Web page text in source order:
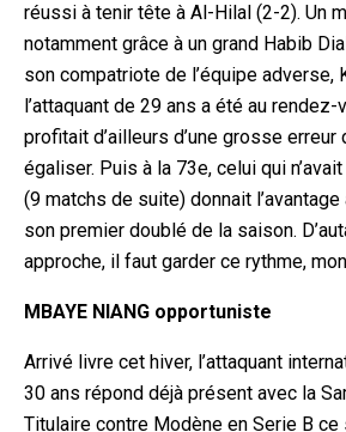
réussi à tenir tête à Al-Hilal (2-2). Un
notamment grâce à un grand Habib
son compatriote de l’équipe adverse,
l’attaquant de 29 ans a été au rendez-
profitait d’ailleurs d’une grosse erreur
égaliser. Puis à la 73e, celui qui
(9 matchs de suite) donnait
son premier doublé de la saison.
approche, il faut garder ce rythme,
MBAYE NIANG opportuniste
Arrivé livre cet hiver, l’attaquant
30 ans répond déjà présent avec la
Titulaire contre Modène en Serie B ce